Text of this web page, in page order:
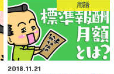
用語
2018.11.21